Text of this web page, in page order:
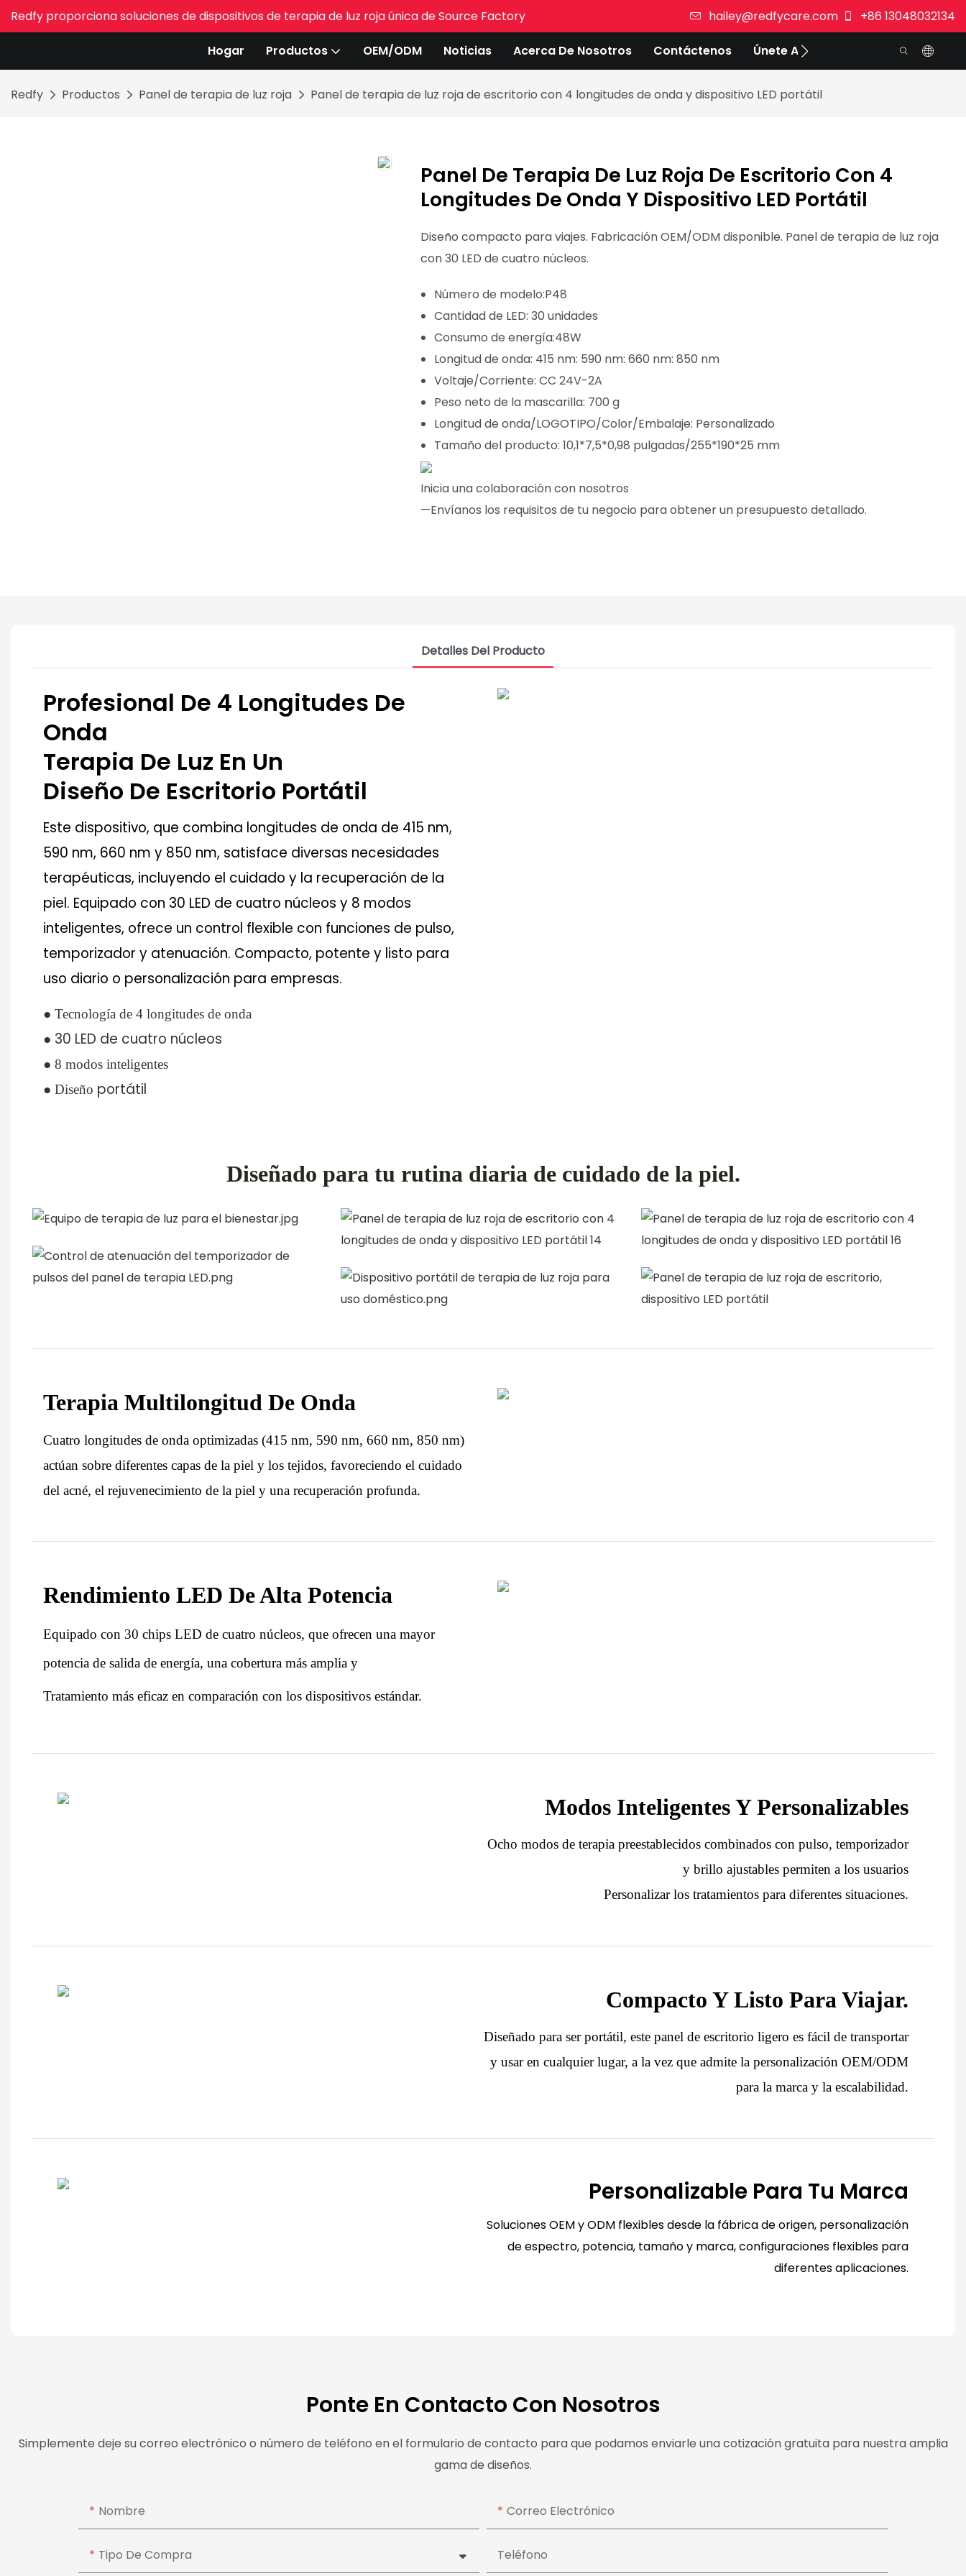
Redfy proporciona soluciones de dispositivos de terapia de luz roja única de Source Factory hailey@redfycare.com +86 13048032134
Hogar Productos OEM/ODM Noticias Acerca De Nosotros Contáctenos Únete A Nosotros
Redfy Productos Panel de terapia de luz roja Panel de terapia de luz roja de escritorio con 4 longitudes de onda y dispositivo LED portátil
Panel De Terapia De Luz Roja De Escritorio Con 4
Longitudes De Onda Y Dispositivo LED Portátil
Diseño compacto para viajes. Fabricación OEM/ODM disponible. Panel de terapia de luz roja
con 30 LED de cuatro núcleos.
Número de modelo:P48
Cantidad de LED:30 unidades
Consumo de energía:48W
Longitud de onda: 415 nm: 590 nm: 660 nm: 850 nm
Voltaje/Corriente: CC 24V-2A
Peso neto de la mascarilla: 700 g
Longitud de onda/LOGOTIPO/Color/Embalaje: Personalizado
Tamaño del producto: 10,1*7,5*0,98 pulgadas/255*190*25 mm
Inicia una colaboración con nosotros
—Envíanos los requisitos de tu negocio para obtener un presupuesto detallado.
Detalles Del Producto
Profesional De 4 Longitudes De
Onda
Terapia De Luz En Un
Diseño De Escritorio Portátil
Este dispositivo, que combina longitudes de onda de 415 nm,
590 nm, 660 nm y 850 nm, satisface diversas necesidades
terapéuticas, incluyendo el cuidado y la recuperación de la
piel. Equipado con 30 LED de cuatro núcleos y 8 modos
inteligentes, ofrece un control flexible con funciones de pulso,
temporizador y atenuación. Compacto, potente y listo para
uso diario o personalización para empresas.
● Tecnología de 4 longitudes de onda
● 30 LED de cuatro núcleos
● 8 modos inteligentes
● Diseño portátil
Diseñado para tu rutina diaria de cuidado de la piel.
Terapia Multilongitud De Onda
Cuatro longitudes de onda optimizadas (415 nm, 590 nm, 660 nm, 850 nm)
actúan sobre diferentes capas de la piel y los tejidos, favoreciendo el cuidado
del acné, el rejuvenecimiento de la piel y una recuperación profunda.
Rendimiento LED De Alta Potencia
Equipado con 30 chips LED de cuatro núcleos, que ofrecen una mayor
potencia de salida de energía, una cobertura más amplia y
Tratamiento más eficaz en comparación con los dispositivos estándar.
Modos Inteligentes Y Personalizables
Ocho modos de terapia preestablecidos combinados con pulso, temporizador
y brillo ajustables permiten a los usuarios
Personalizar los tratamientos para diferentes situaciones.
Compacto Y Listo Para Viajar.
Diseñado para ser portátil, este panel de escritorio ligero es fácil de transportar
y usar en cualquier lugar, a la vez que admite la personalización OEM/ODM
para la marca y la escalabilidad.
Personalizable Para Tu Marca
Soluciones OEM y ODM flexibles desde la fábrica de origen, personalización
de espectro, potencia, tamaño y marca, configuraciones flexibles para
diferentes aplicaciones.
Ponte En Contacto Con Nosotros
Simplemente deje su correo electrónico o número de teléfono en el formulario de contacto para que podamos enviarle una cotización gratuita para nuestra amplia
gama de diseños.
Nombre Correo Electrónico
Tipo De Compra Teléfono